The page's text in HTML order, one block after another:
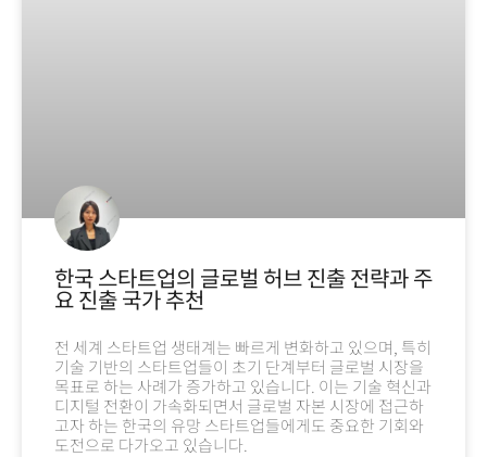
한국 스타트업의 글로벌 허브 진출 전략과 주
요 진출 국가 추천
전 세계 스타트업 생태계는 빠르게 변화하고 있으며, 특히
기술 기반의 스타트업들이 초기 단계부터 글로벌 시장을
목표로 하는 사례가 증가하고 있습니다. 이는 기술 혁신과
디지털 전환이 가속화되면서 글로벌 자본 시장에 접근하
고자 하는 한국의 유망 스타트업들에게도 중요한 기회와
도전으로 다가오고 있습니다.